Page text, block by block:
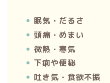
眠気・だるさ
頭痛・めまい
微熱・寒気
下痢や便秘
吐き気・食欲不振